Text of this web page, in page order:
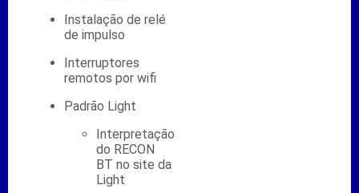
Instalação de relé
de impulso
Interruptores
remotos por wifi
Padrão Light
Interpretação
do RECON
BT no site da
Light